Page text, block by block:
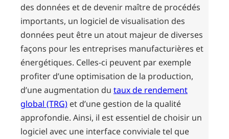
des données et de devenir maître de procédés
importants, un logiciel de visualisation des
données peut être un atout majeur de diverses
façons pour les entreprises manufacturières et
énergétiques. Celles-ci peuvent par exemple
profiter d’une optimisation de la production,
d’une augmentation du taux de rendement
global (TRG) et d’une gestion de la qualité
approfondie. Ainsi, il est essentiel de choisir un
logiciel avec une interface conviviale tel que